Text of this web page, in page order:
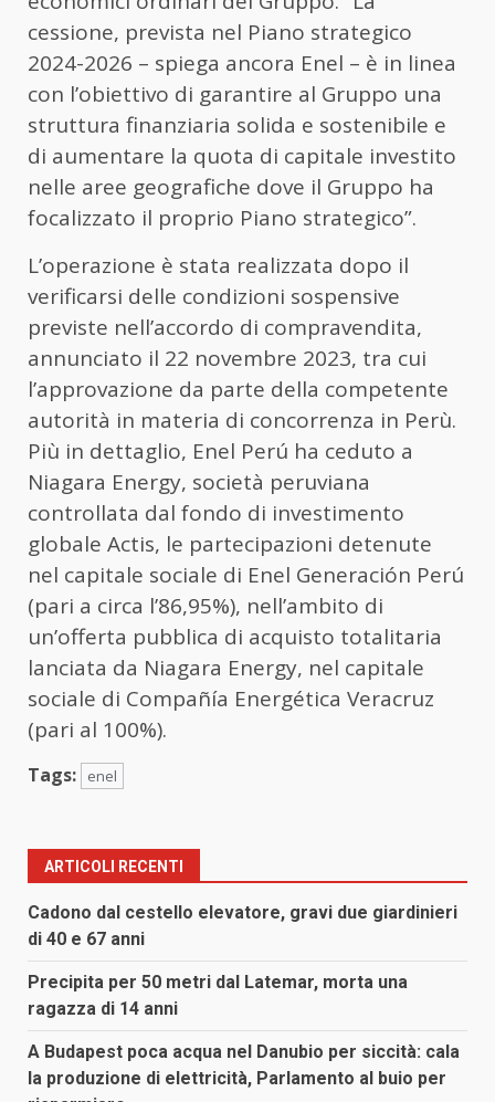
cessione, prevista nel Piano strategico
2024-2026 – spiega ancora Enel – è in linea
con l’obiettivo di garantire al Gruppo una
struttura finanziaria solida e sostenibile e
di aumentare la quota di capitale investito
nelle aree geografiche dove il Gruppo ha
focalizzato il proprio Piano strategico”.
L’operazione è stata realizzata dopo il
verificarsi delle condizioni sospensive
previste nell’accordo di compravendita,
annunciato il 22 novembre 2023, tra cui
l’approvazione da parte della competente
autorità in materia di concorrenza in Perù.
Più in dettaglio, Enel Perú ha ceduto a
Niagara Energy, società peruviana
controllata dal fondo di investimento
globale Actis, le partecipazioni detenute
nel capitale sociale di Enel Generación Perú
(pari a circa l’86,95%), nell’ambito di
un’offerta pubblica di acquisto totalitaria
lanciata da Niagara Energy, nel capitale
sociale di Compañía Energética Veracruz
(pari al 100%).
Tags: enel
ARTICOLI RECENTI
Cadono dal cestello elevatore, gravi due giardinieri
di 40 e 67 anni
Precipita per 50 metri dal Latemar, morta una
ragazza di 14 anni
A Budapest poca acqua nel Danubio per siccità: cala
la produzione di elettricità, Parlamento al buio per